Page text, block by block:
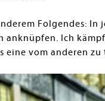
Folgendes: In
anknüpfen. Ich
eine vom anderen